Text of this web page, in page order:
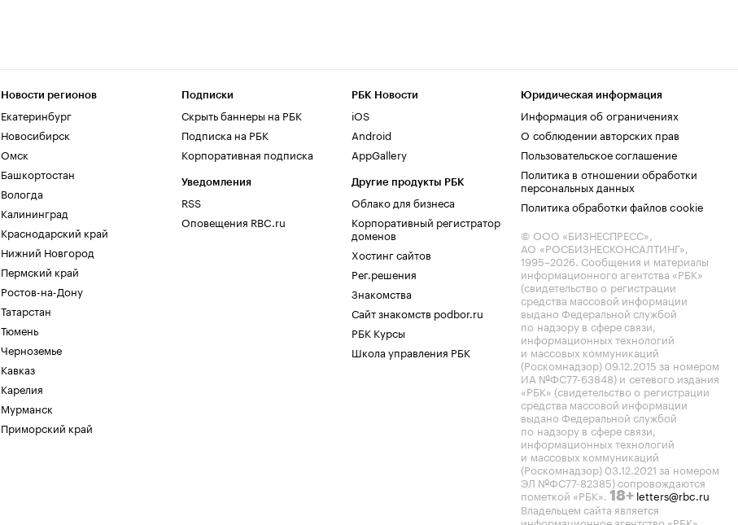
Новости регионов
Екатеринбург
Новосибирск
Омск
Башкортостан
Вологда
Калининград
Краснодарский край
Нижний Новгород
Пермский край
Ростов-на-Дону
Татарстан
Тюмень
Черноземье
Кавказ
Карелия
Мурманск
Приморский край
Подписки
Скрыть баннеры на РБК
Подписка на РБК
Корпоративная подписка
Уведомления
RSS
Оповещения RBC.ru
РБК Новости
iOS
Android
AppGallery
Другие продукты РБК
Облако для бизнеса
Корпоративный регистратор
доменов
Хостинг сайтов
Рег.решения
Знакомства
Сайт знакомств podbor.ru
РБК Курсы
Школа управления РБК
Юридическая информация
Информация об ограничениях
О соблюдении авторских прав
Пользовательское соглашение
Политика в отношении обработки
персональных данных
Политика обработки файлов cookie
© ООО «БИЗНЕСПРЕСС»,
АО «РОСБИЗНЕСКОНСАЛТИНГ»,
1995–2026. Сообщения и материалы
информационного агентства «РБК»
(свидетельство о регистрации
средства массовой информации
выдано Федеральной службой
по надзору в сфере связи,
информационных технологий
и массовых коммуникаций
(Роскомнадзор) 09.12.2015 за номером
ИА №ФС77-63848) и сетевого издания
«РБК» (свидетельство о регистрации
средства массовой информации
выдано Федеральной службой
по надзору в сфере связи,
информационных технологий
и массовых коммуникаций
(Роскомнадзор) 03.12.2021 за номером
ЭЛ №ФС77-82385) сопровождаются
пометкой «РБК». 18+ letters@rbc.ru
Владельцем сайта является
информационное агентство «РБК».